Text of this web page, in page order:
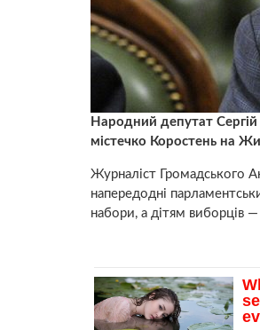
Народний депутат
містечко Коростень на
Журналіст Громадського
напередодні
набори, а дітям виборців